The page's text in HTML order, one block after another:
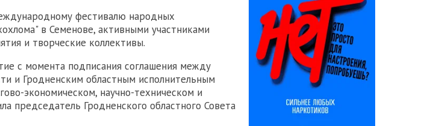
фестивалю народных
в Семенове, активными участниками
и творческие коллективы.
с момента подписания соглашения между
и Гродненским областным исполнительным
экономическом, научно-техническом и
председатель Гродненского областного Совета